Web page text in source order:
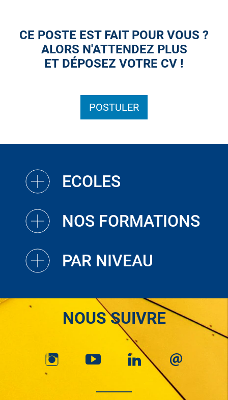
CE POSTE EST FAIT POUR VOUS ?
ALORS N'ATTENDEZ PLUS
ET DÉPOSEZ VOTRE CV !
POSTULER
ECOLES
NOS FORMATIONS
PAR NIVEAU
NOUS SUIVRE